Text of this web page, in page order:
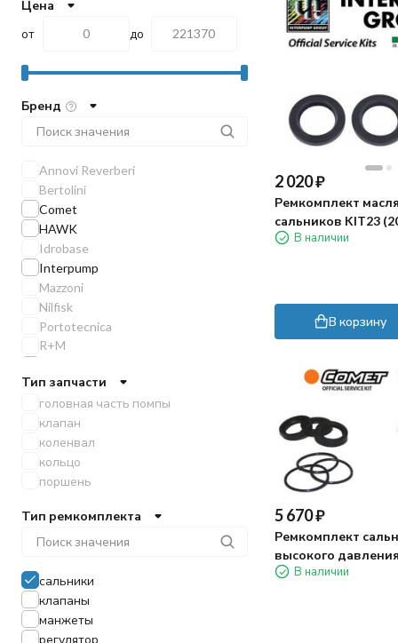
2 020₽
Ремкомплект
сальников KIT23
В наличии
В корзину
5 670₽
Ремкомплект
высокого
250В наличии
Цена
от
до
Бренд
Annovi Reverberi
Bertolini
Comet
HAWK
Idrobase
Interpump
Mazzoni
Nilfisk
Portotecnica
R+M
UDOR
Тип запчасти
головная часть помпы
клапан
коленвал
кольцо
поршень
Тип ремкомплекта
сальники
клапаны
манжеты
регулятор